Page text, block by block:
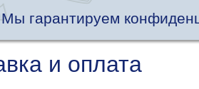
гарантируем
и оплата